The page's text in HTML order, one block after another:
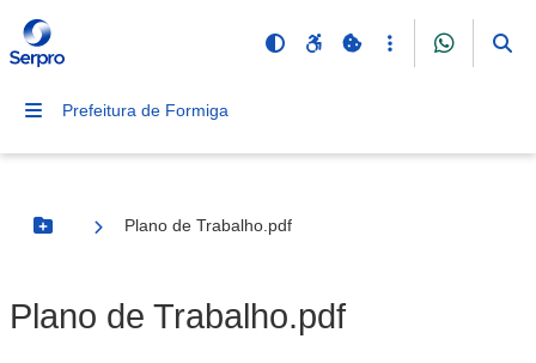
Prefeitura de Formiga
Botão Menu
Plano de Trabalho.pdf
Plano de Trabalho.pdf